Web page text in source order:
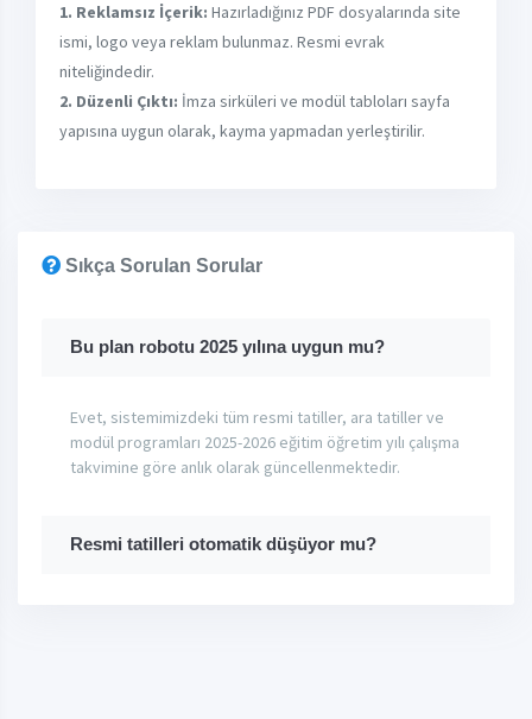
1. Reklamsız İçerik: Hazırladığınız PDF dosyalarında site
ismi, logo veya reklam bulunmaz. Resmi evrak
niteliğindedir.
2. Düzenli Çıktı: İmza sirküleri ve modül tabloları sayfa
yapısına uygun olarak, kayma yapmadan yerleştirilir.
Sıkça Sorulan Sorular
Bu plan robotu 2025 yılına uygun mu?
Evet, sistemimizdeki tüm resmi tatiller, ara tatiller ve
modül programları 2025-2026 eğitim öğretim yılı çalışma
takvimine göre anlık olarak güncellenmektedir.
Resmi tatilleri otomatik düşüyor mu?